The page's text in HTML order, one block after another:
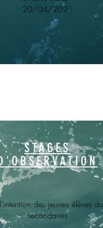
20/04/2021
STAGES
des jeunes élèves du
secondaires